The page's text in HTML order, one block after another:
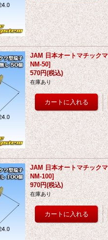
JAM 日本オートマチック
NM-50]
570円(税込)
在庫あり
JAM 日本オートマチック
NM-100]
970円(税込)
在庫あり